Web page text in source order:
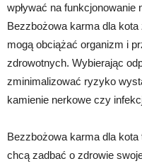
wpływać na funkcjonowanie
Bezzbożowa karma dla
mogą obciążać organizm i
zdrowotnych. Wybierając
zminimalizować ryzyko
kamienie nerkowe czy
Bezzbożowa karma dla kota
chcą zadbać o zdrowie